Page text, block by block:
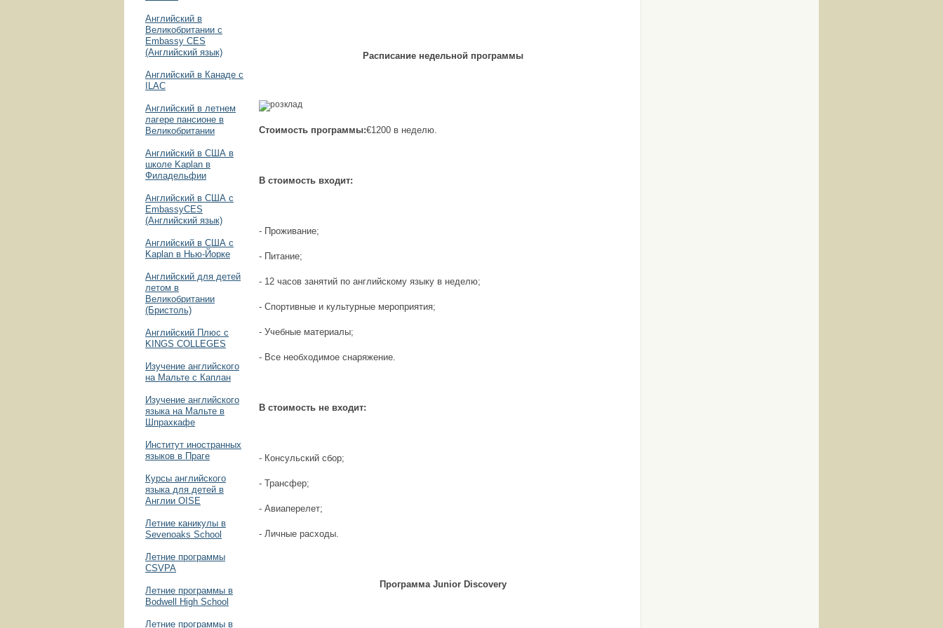
Английский в
Великобритании с
Embassy CES
(Английский язык)
Английский в Канаде с
ILAC
Английский в летнем
лагере пансионе в
Великобритании
Английский в США в
школе Kaplan в
Филадельфии
Английский в США с
EmbassyCES
(Английский язык)
Английский в США с
Kaplan в Нью-Йорке
Английский для детей
летом в
Великобритании
(Бристоль)
Английский Плюс с
KINGS COLLEGES
Изучение английского
на Мальте с Каплан
Изучение английского
языка на Мальте в
Шпрахкафе
Институт иностранных
языков в Праге
Курсы английского
языка для детей в
Англии OISE
Летние каникулы в
Sevenoaks School
Летние программы
CSVPA
Летние программы в
Bodwell High School
Летние программы в
Расписание недельной программы
Стоимость программы:€1200 в неделю.
В стоимость входит:
- Проживание;
- Питание;
- 12 часов занятий по английскому языку в неделю;
- Спортивные и культурные мероприятия;
- Учебные материалы;
- Все необходимое снаряжение.
В стоимость не входит:
- Консульский сбор;
- Трансфер;
- Авиаперелет;
- Личные расходы.
Программа Junior Discovery